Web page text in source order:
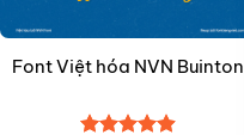
Font Việt hóa NVN Buinton